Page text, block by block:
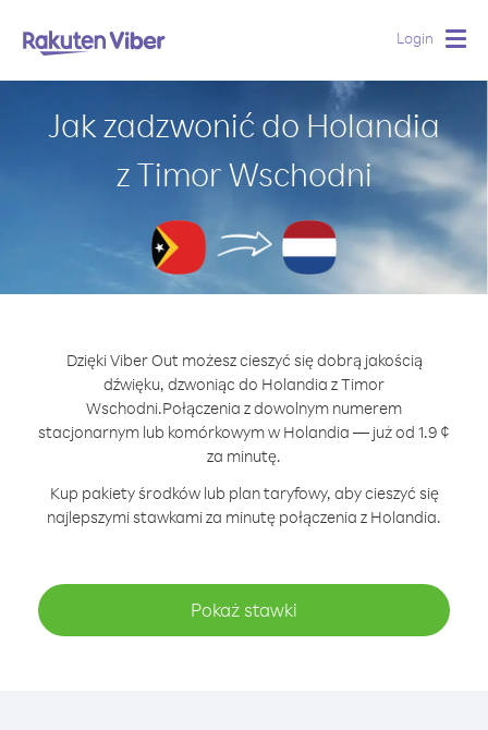
Login
Jak zadzwonić do Holandia
z Timor Wschodni
Dzięki Viber Out możesz cieszyć się dobrą jakością
dźwięku, dzwoniąc do Holandia z Timor
Wschodni.Połączenia z dowolnym numerem
stacjonarnym lub komórkowym w Holandia — już od 1.9 ¢
za minutę.
Kup pakiety środków lub plan taryfowy, aby cieszyć się
najlepszymi stawkami za minutę połączenia z Holandia.
Pokaż stawki